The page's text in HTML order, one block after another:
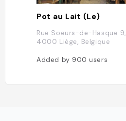
Pot au Lait (Le)
Rue Soeurs-de-Hasque 9,
4000 Liège, Belgique
Added by 900users